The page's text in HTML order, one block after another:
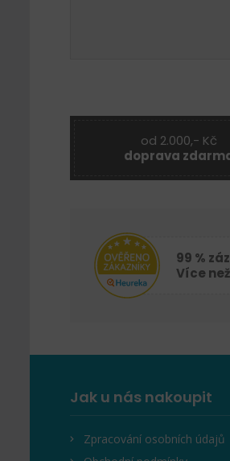
od 2.000,- Kč
doprava
99 %
Více
Jak u nás nakoupit
Zpracování osobních údajů